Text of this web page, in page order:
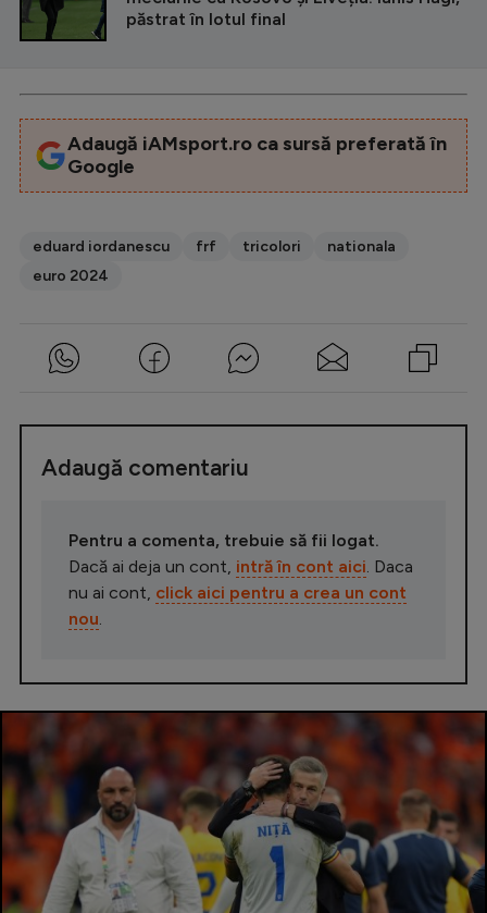
păstrat în lotul final
Adaugă iAMsport.ro ca sursă preferată în
Google
eduard iordanescu frf tricolori
nationala
euro 2024
Adaugă comentariu
Pentru a comenta, trebuie să fii logat.
Dacă ai deja un cont, intră în cont aici. Daca
nu ai cont, click aici pentru a crea un cont
nou.